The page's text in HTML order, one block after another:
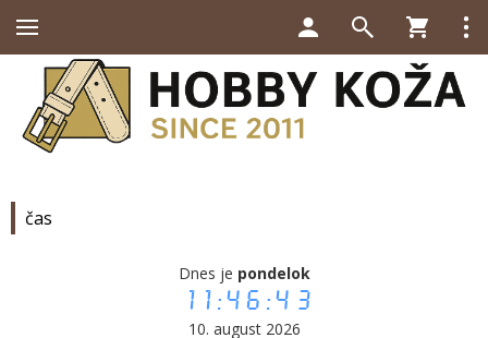
čas
Dnes je pondelok
11:46:43
10. august 2026